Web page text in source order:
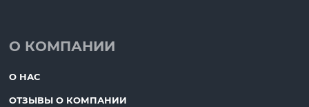
О КОМПАНИИ
О НАС
ОТЗЫВЫ О КОМПАНИИ